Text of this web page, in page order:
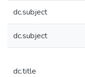
dc.subject
dc.subject
dc.title